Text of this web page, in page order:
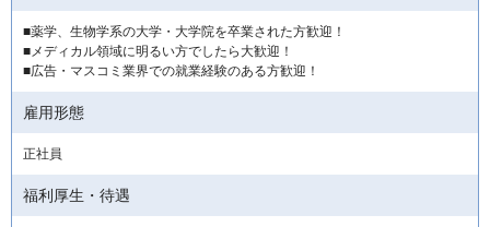
■薬学、生物学系の大学・大学院を卒業された方歓迎！
■メディカル領域に明るい方でしたら大歓迎！
■広告・マスコミ業界での就業経験のある方歓迎！
雇用形態
正社員
福利厚生・待遇